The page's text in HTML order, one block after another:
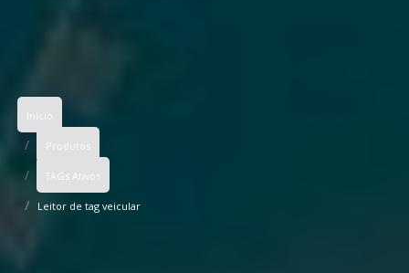
Início
Produtos
TAGs Ativos
Leitor de tag veicular